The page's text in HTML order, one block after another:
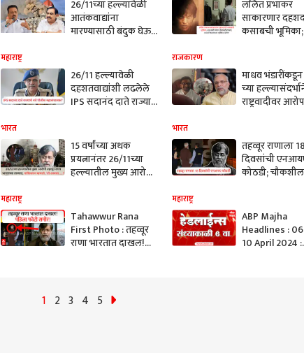
26/11च्या हल्ल्यावेळी
आतंकवाद्यांना
मारण्यासाठी बंदुक घेऊन
गिरीश महाजनांच्या दावा,
आता एकनाथ खडसेंच
सणसणीत प्रत्युत्तर,
म्हणाले...
ललित प्रभाकर
साकारणार
कसाबची
निकामांच्या
कोण?
महाराष्ट्र
26/11 हल्ल्यावेळी
दहशतवाद्यांशी लढलेले
IPS सदानंद दाते राज्याचे
NIA प्रमुखपदावरून मुक्त
राजकारण
माधव
च्या
राष्ट्रवादीवर
भारत
15 वर्षांच्या अथक
प्रयत्नानंतर 26/11च्या
हल्ल्यातील मुख्य आरोपी
म्हणतो, 'तो आमचा....!'
भारत
तहव्वूर राणाला 18
दिवसांची
कोठडी;
प्रतिक्रिया, म्हणाले...
महाराष्ट्र
Tahawwur Rana
First Photo : तहव्वूर
राणा भारतात दाखल!
महाराष्ट्र
ABP Majha
Headlines :
10 April 2024 :
1 2 3 4 5